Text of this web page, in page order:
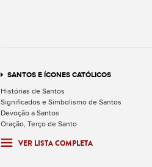
SANTOS E ÍCONES CATÓLICOS
Histórias de Santos
Significados e Simbolismo de Santos
Devoção a Santos
Oração, Terço de Santo
VER LISTA COMPLETA